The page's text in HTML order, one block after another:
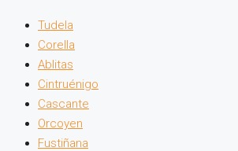
Tudela
Corella
Ablitas
Cintruénigo
Cascante
Orcoyen
Fustiñana